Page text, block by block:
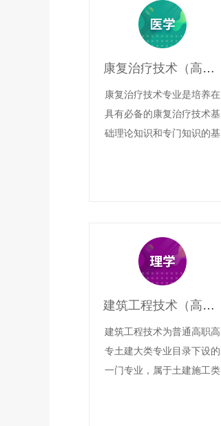
康复治疗技术（高升专）
康复治疗技术专业是培养在
具有必备的康复治疗技术基
础理论知识和专门知识的基
面发展的高素质康复治疗技
术技能型专门人才。
建筑工程技术（高升专）
建筑工程技术为普通高职高
专土建大类专业目录下设的
一门专业，属于土建施工类